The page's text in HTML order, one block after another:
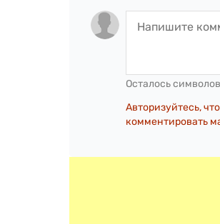
Осталось
Авторизуйтесь,
комментировать